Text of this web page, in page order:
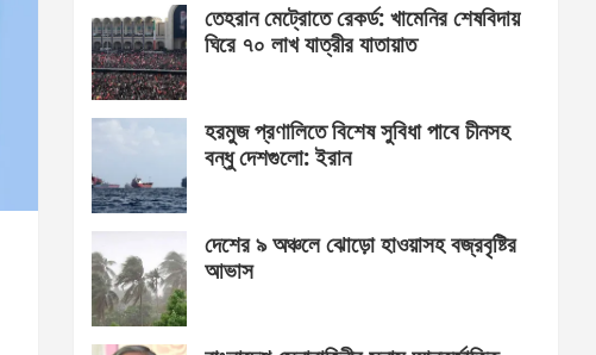
তেহরান মেট্রোতে রেকর্ড: খামেনির শেষবিদায়
ঘিরে ৭০ লাখ যাত্রীর যাতায়াত
হরমুজ প্রণালিতে বিশেষ সুবিধা পাবে চীনসহ
বন্ধু দেশগুলো: ইরান
দেশের ৯ অঞ্চলে ঝোড়ো হাওয়াসহ বজ্রবৃষ্টির
আভাস